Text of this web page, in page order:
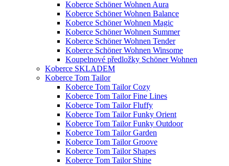
Koberce Schöner Wohnen Aura
Koberce Schöner Wohnen Balance
Koberce Schöner Wohnen Magic
Koberce Schöner Wohnen Summer
Koberce Schöner Wohnen Tender
Koberce Schöner Wohnen Winsome
Koupelnové předložky Schöner Wohnen
Koberce SKLADEM
Koberce Tom Tailor
Koberce Tom Tailor Cozy
Koberce Tom Tailor Fine Lines
Koberce Tom Tailor Fluffy
Koberce Tom Tailor Funky Orient
Koberce Tom Tailor Funky Outdoor
Koberce Tom Tailor Garden
Koberce Tom Tailor Groove
Koberce Tom Tailor Shapes
Koberce Tom Tailor Shine